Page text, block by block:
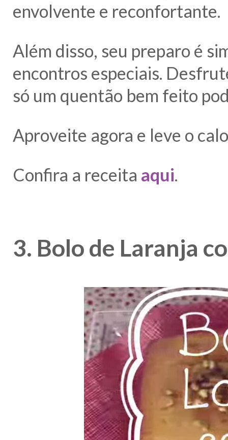
envolvente e reconfortante.
Além disso, seu preparo é
encontros especiais.
só um quentão bem feito
Aproveite agora e leve o
Confira a receita aqui.
3. Bolo de Laranja